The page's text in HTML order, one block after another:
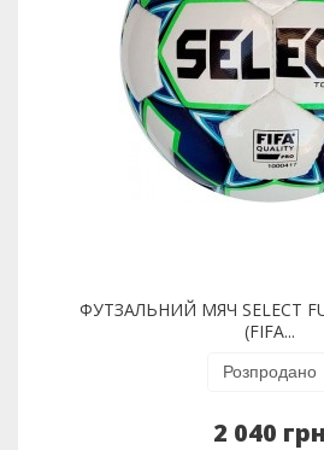
ФУТЗАЛЬНИЙ МЯЧ SELECT
(FIFA...
Розпродано
2 040 грн